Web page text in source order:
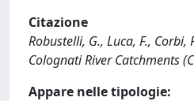
Citazione
Robustelli, G., Luca, F.,
Colognati River Catchments
Appare nelle tipologie: